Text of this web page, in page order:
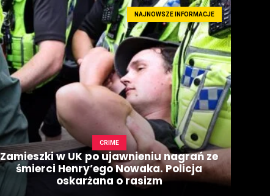
NAJNOWSZE INFORMACJE
CRIME
Zamieszki w UK po ujawnieniu nagrań ze
śmierci Henry’ego Nowaka. Policja
oskarżana o rasizm